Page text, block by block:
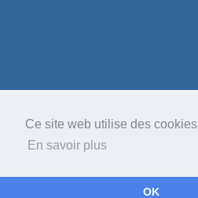
Ce site web utilise des cookies
En savoir plus
OK